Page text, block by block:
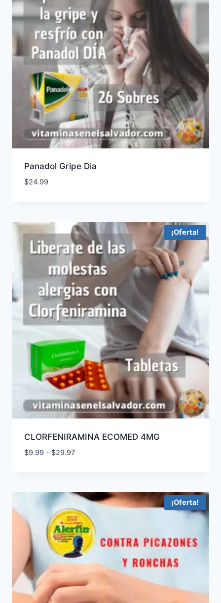
Panadol Gripe Dia
$24.99
¡Oferta!
CLORFENIRAMINA ECOMED 4MG
$9.99 - $29.97Rango
$9.99
hasta
$29.97
¡Oferta!